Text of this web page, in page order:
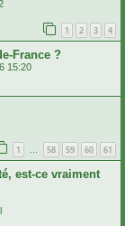
1 2 3 4
France ?
15:20
1 … 58 59 60 61
est-ce vraiment